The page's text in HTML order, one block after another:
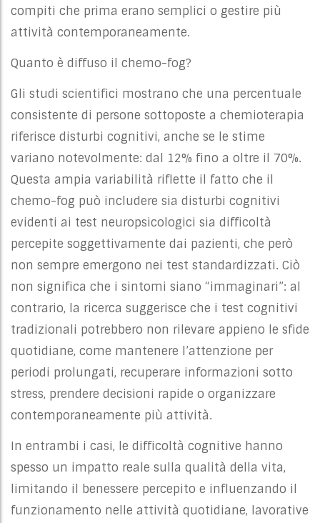
compiti che prima erano semplici o gestire più
attività contemporaneamente.
Quanto è diffuso il chemo-fog?
Gli studi scientifici mostrano che una percentuale
consistente di persone sottoposte a chemioterapia
riferisce disturbi cognitivi, anche se le stime
variano notevolmente: dal 12% fino a oltre il 70%.
Questa ampia variabilità riflette il fatto che il
chemo-fog può includere sia disturbi cognitivi
evidenti ai test neuropsicologici sia difficoltà
percepite soggettivamente dai pazienti, che però
non sempre emergono nei test standardizzati. Ciò
non significa che i sintomi siano “immaginari”: al
contrario, la ricerca suggerisce che i test cognitivi
tradizionali potrebbero non rilevare appieno le sfide
quotidiane, come mantenere l’attenzione per
periodi prolungati, recuperare informazioni sotto
stress, prendere decisioni rapide o organizzare
contemporaneamente più attività.
In entrambi i casi, le difficoltà cognitive hanno
spesso un impatto reale sulla qualità della vita,
limitando il benessere percepito e influenzando il
funzionamento nelle attività quotidiane, lavorative